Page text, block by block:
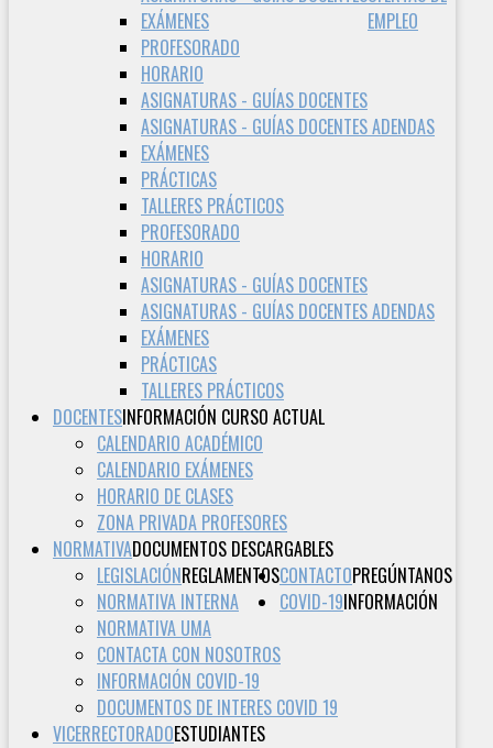
EXÁMENES
PROFESORADO
HORARIO
ASIGNATURAS - GUÍAS DOCENTES
ASIGNATURAS - GUÍAS DOCENTES ADENDAS
EXÁMENES
PRÁCTICAS
TALLERES PRÁCTICOS
PROFESORADO
HORARIO
ASIGNATURAS - GUÍAS DOCENTES
ASIGNATURAS - GUÍAS DOCENTES ADENDAS
EXÁMENES
PRÁCTICAS
TALLERES PRÁCTICOS
EMPLEO
DOCENTESINFORMACIÓN CURSO ACTUAL
CALENDARIO ACADÉMICO
CALENDARIO EXÁMENES
HORARIO DE CLASES
ZONA PRIVADA PROFESORES
NORMATIVADOCUMENTOS DESCARGABLES
LEGISLACIÓNREGLAMENTOS
NORMATIVA INTERNA
NORMATIVA UMA
CONTACTOPREGÚNTANOS
CONTACTA CON NOSOTROS
COVID-19INFORMACIÓN
INFORMACIÓN COVID-19
DOCUMENTOS DE INTERES COVID 19
VICERRECTORADOESTUDIANTES